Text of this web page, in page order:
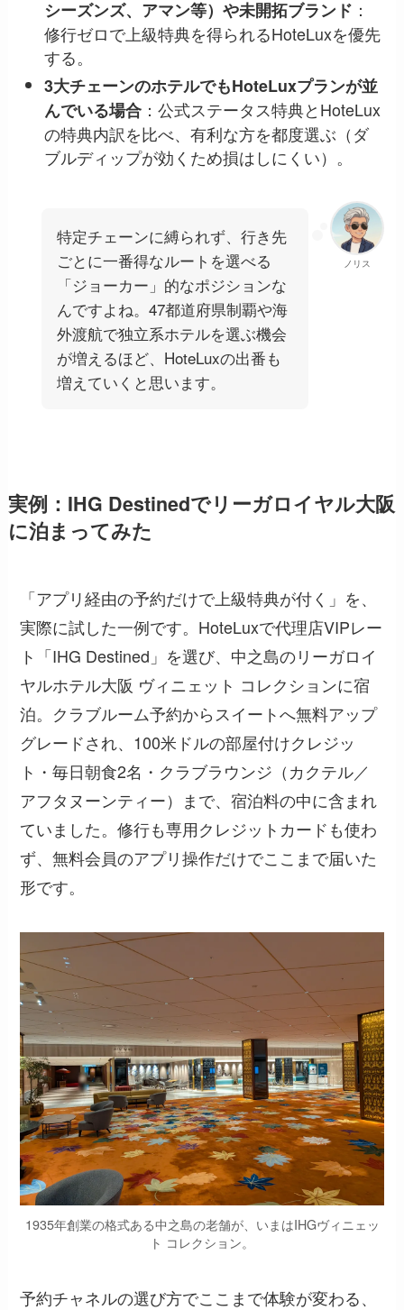
シーズンズ、アマン等）や未開拓ブランド ：
修行ゼロで上級特典を得られるHoteLuxを優先
する。
3大チェーンのホテルでもHoteLuxプランが並
んでいる場合 ：公式ステータス特典とHoteLux
の特典内訳を比べ、有利な方を都度選ぶ（ダ
ブルディップが効くため損はしにくい）。
ノリス
特定チェーンに縛られず、行き先
ごとに一番得なルートを選べる
「ジョーカー」的なポジションな
んですよね。47都道府県制覇や海
外渡航で独立系ホテルを選ぶ機会
が増えるほど、HoteLuxの出番も
増えていくと思います。
実例：IHG Destinedでリーガロイヤル大阪
に泊まってみた
「アプリ経由の予約だけで上級特典が付く」を、
実際に試した一例です。HoteLuxで代理店VIPレー
ト「IHG Destined」を選び、中之島のリーガロイ
ヤルホテル大阪 ヴィニェット コレクションに宿
泊。クラブルーム予約からスイートへ無料アップ
グレードされ、100米ドルの部屋付けクレジッ
ト・毎日朝食2名・クラブラウンジ（カクテル／
アフタヌーンティー）まで、宿泊料の中に含まれ
ていました。修行も専用クレジットカードも使わ
ず、無料会員のアプリ操作だけでここまで届いた
形です。
1935年創業の格式ある中之島の老舗が、いまはIHGヴィニェッ
ト コレクション。
予約チャネルの選び方でここまで体験が変わる、